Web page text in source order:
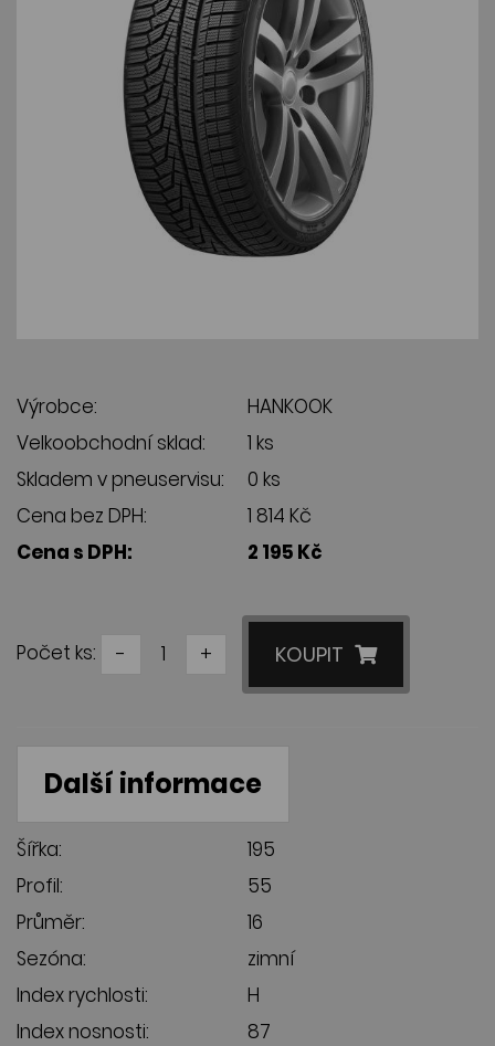
Výrobce:
HANKOOK
Velkoobchodní sklad:
1 ks
Skladem v pneuservisu:
0 ks
Cena bez DPH:
1 814 Kč
Cena s DPH:
2 195 Kč
Počet ks: - + KOUPIT
Další informace
Šířka:
195
Profil:
55
Průměr:
16
Sezóna:
zimní
Index rychlosti:
H
Index nosnosti:
87